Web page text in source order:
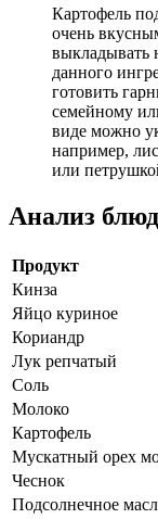
Картофель
очень
выкладывать
данного
готовить
семейному
виде можно
например,
или
Анализ
Продукт
Кинза
Яйцо куриное
Кориандр
Лук репчатый
Соль
Молоко
Картофель
Мускатный орех
Чеснок
Подсолнечное